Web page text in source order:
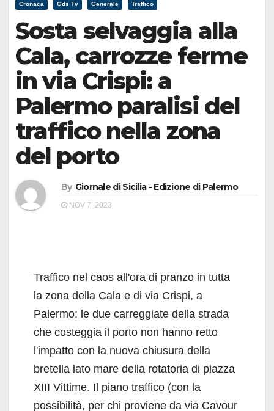
Cronaca Gds Tv Generale Traffico
Sosta selvaggia alla
Cala, carrozze ferme
in via Crispi: a
Palermo paralisi del
traffico nella zona
del porto
By Giornale di Sicilia - Edizione di Palermo
NOV 7, 2023
Traffico nel caos all'ora di pranzo in tutta
la zona della Cala e di via Crispi, a
Palermo: le due carreggiate della strada
che costeggia il porto non hanno retto
l'impatto con la nuova chiusura della
bretella lato mare della rotatoria di piazza
XIII Vittime. Il piano traffico (con la
possibilità, per chi proviene da via Cavour